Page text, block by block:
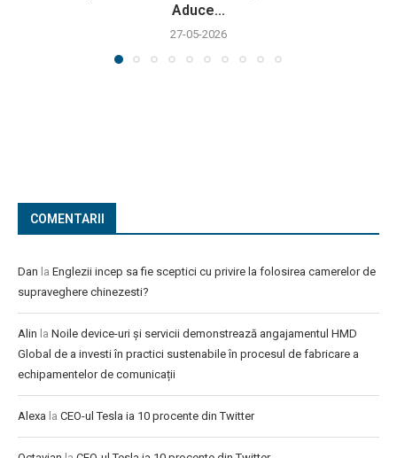
Aduce...
27-05-2026
COMENTARII
Dan la Englezii incep sa fie sceptici cu privire la folosirea camerelor de
supraveghere chinezesti?
Alin la Noile device-uri și servicii demonstrează angajamentul HMD
Global de a investi în practici sustenabile în procesul de fabricare a
echipamentelor de comunicații
Alexa la CEO-ul Tesla ia 10 procente din Twitter